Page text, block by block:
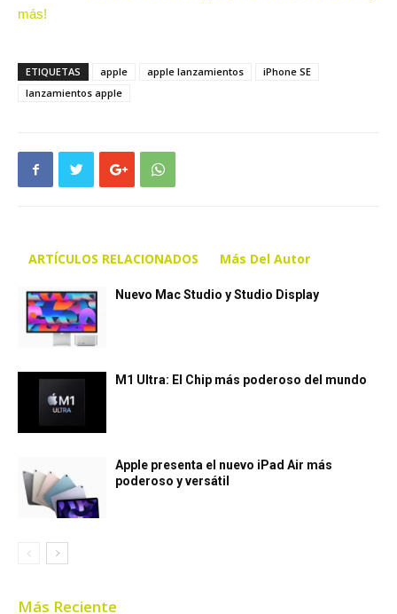
más!
ETIQUETAS apple apple lanzamientos
iPhone SE
lanzamientos apple
ARTÍCULOS RELACIONADOS Más Del Autor
Nuevo Mac Studio y Studio Display
M1 Ultra: El Chip más poderoso del mundo
Apple presenta el nuevo iPad Air más
poderoso y versátil
Más Reciente